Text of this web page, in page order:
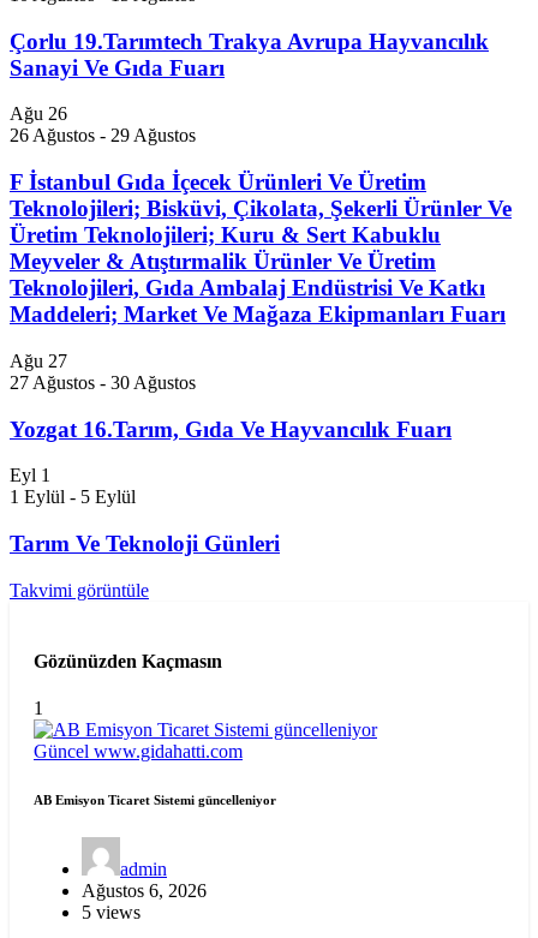
Çorlu 19.Tarımtech Trakya Avrupa Hayvancılık
Sanayi Ve Gıda Fuarı
Ağu 26
26 Ağustos - 29 Ağustos
F İstanbul Gıda İçecek Ürünleri Ve Üretim
Teknolojileri; Bisküvi, Çikolata, Şekerli Ürünler Ve
Üretim Teknolojileri; Kuru & Sert Kabuklu
Meyveler & Atıştırmalik Ürünler Ve Üretim
Teknolojileri, Gıda Ambalaj Endüstrisi Ve Katkı
Maddeleri; Market Ve Mağaza Ekipmanları Fuarı
Ağu 27
27 Ağustos - 30 Ağustos
Yozgat 16.Tarım, Gıda Ve Hayvancılık Fuarı
Eyl 1
1 Eylül - 5 Eylül
Tarım Ve Teknoloji Günleri
Takvimi görüntüle
Gözünüzden Kaçmasın
1
Güncel www.gidahatti.com
AB Emisyon Ticaret Sistemi güncelleniyor
admin
Ağustos 6, 2026
5 views